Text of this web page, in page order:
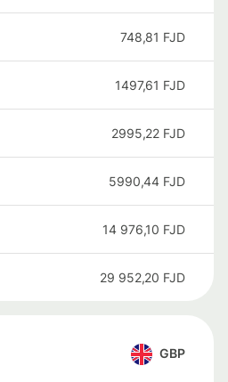
748,81 FJD
1497,61 FJD
2995,22 FJD
5990,44 FJD
14 976,10 FJD
29 952,20 FJD
GBP